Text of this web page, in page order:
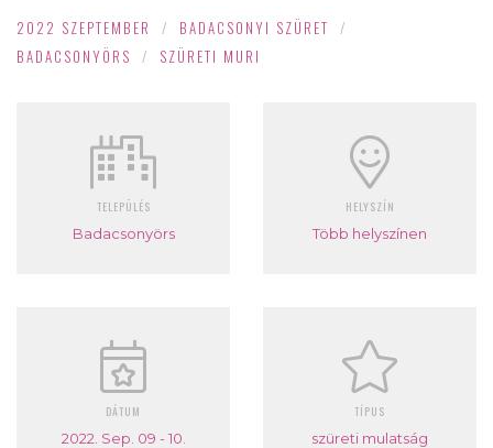
2022 SZEPTEMBER / BADACSONYI SZÜRET
/
BADACSONYÖRS
/ SZÜRETI MURI
TELEPÜLÉS
Badacsonyörs
HELYSZÍN
Több helyszínen
DÁTUM
2022. Sep. 09 - 10.
TÍPUS
szüreti mulatság